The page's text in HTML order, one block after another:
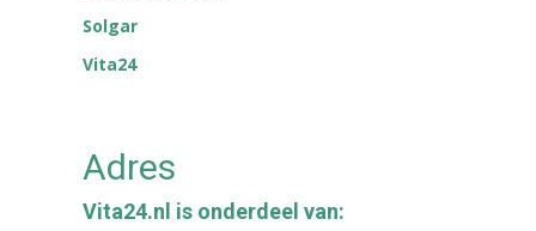
Solgar
Vita24
Adres
Vita24.nl is onderdeel van: